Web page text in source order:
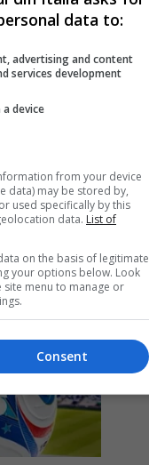
data to:
advertising and content
services development
device
from your device
data) may be stored by,
used specifically by this
data. List of
on the basis of legitimate
your options below. Look
menu to manage or
Consent